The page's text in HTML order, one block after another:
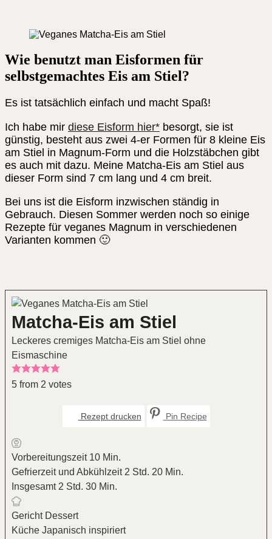
Wie benutzt man Eisformen für
selbstgemachtes Eis am Stiel?
Es ist tatsächlich einfach und macht Spaß!
Ich habe mir diese Eisform hier* besorgt, sie ist
günstig, besteht aus zwei 4-er Formen für 8 kleine Eis
am Stiel in Magnum-Form und die Holzstäbchen gibt
es auch mit dazu. Meine Matcha-Eis am Stiel aus
dieser Form sind 7 cm lang und 4 cm breit.
Bei uns ist die Eisform inzwischen ständig in
Gebrauch. Diesen Sommer werden noch so einige
Rezepte für veganes Magnum in verschiedenen
Varianten kommen 🙂
Matcha-Eis am Stiel
Leckeres cremiges Matcha-Eis am Stiel ohne
Eismaschine
5 from 2 votes
Rezept drucken Pin Recipe
Vorbereitungszeit 10Minuten
Min.
Gefrierzeit und Abkühlzeit 2 Stunden
Std. 20Minuten
Min.
Insgesamt 2 Stunden
Std. 30Minuten
Min.
Gericht Dessert
Küche Japanisch inspiriert